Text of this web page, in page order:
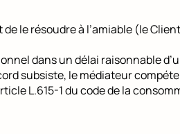
le résoudre à l’amiable (le
dans un délai raisonnable
subsiste, le médiateur
L.615-1 du code de la